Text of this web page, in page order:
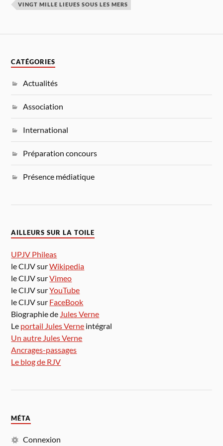
VINGT MILLE LIEUES SOUS LES MERS
CATÉGORIES
Actualités
Association
International
Préparation concours
Présence médiatique
AILLEURS SUR LA TOILE
UPJV Phileas
le CIJV surWikipedia
le CIJV surVimeo
le CIJV surYouTube
le CIJV sur FaceBook
Biographie de Jules Verne
Le portail Jules Verne intégral
Un autre Jules Verne
Ancrages-passages
Le blog de RJV
MÉTA
Connexion